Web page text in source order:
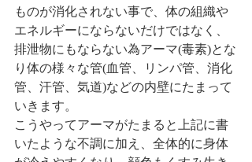
ものが消化されない事で、体の組織や
エネルギーにならないだけではなく、
排泄物にもならない為アーマ(毒素)とな
り体の様々な管(血管、リンパ管、消化
管、汗管、気道)などの内壁にたまって
いきます。
こうやってアーマがたまると上記に書
いたような不調に加え、全体的に身体